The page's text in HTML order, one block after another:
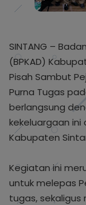
SINTANG –
(BPKAD)
Pisah Sambut
Purna Tugas
berlangsung
kekeluargaan ini
Kabupaten
Kegiatan ini
untuk melepas
tugas,